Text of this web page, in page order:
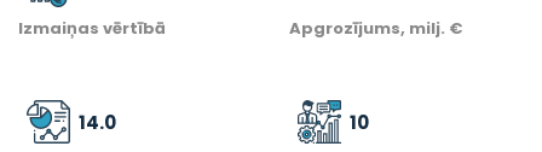
Izmaiņas vērtībā Apgrozījums, milj. €
14.0 10